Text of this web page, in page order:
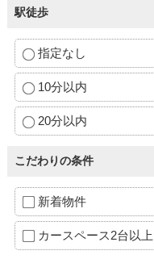
駅徒歩
指定なし
10分以内
20分以内
こだわりの条件
新着物件
カースペース2台以上